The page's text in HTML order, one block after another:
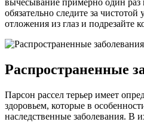
обязательно следите за
отложения из глаз и подрезайте
Распространенные
Парсон рассел терьер имеет
здоровьем, которые в
наследственные заболевания. В